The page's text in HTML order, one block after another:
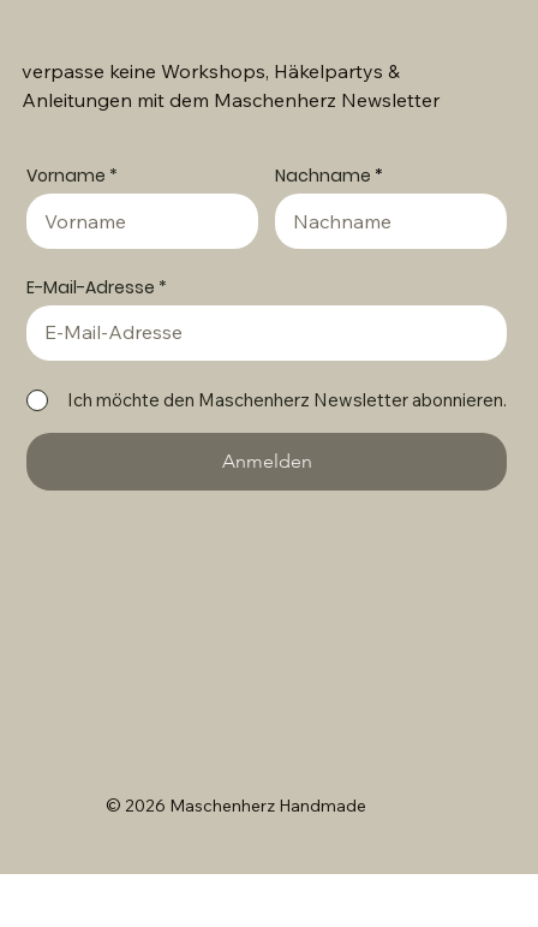
© 2026 Maschenherz Handmade
verpasse keine Workshops, Häkelpartys &
Anleitungen mit dem Maschenherz Newsletter
Vorname
E-Mail-Adresse
Nachname
Anmelden
Ich möchte den Maschenherz Newsletter abonnieren.